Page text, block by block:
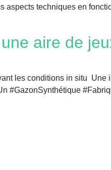
techniques en
aire de
les conditions in situ
#GazonSynthétique